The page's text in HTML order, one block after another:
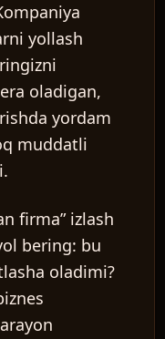
yollash
oladigan,
yordam
muddatli
firma” izlash
bering: bu
oladimi?